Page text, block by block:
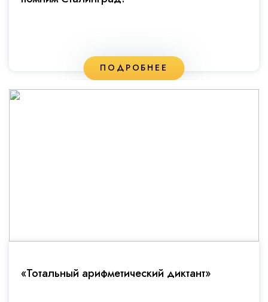
ПОДРОБНЕЕ
«Тотальный арифметический диктант»